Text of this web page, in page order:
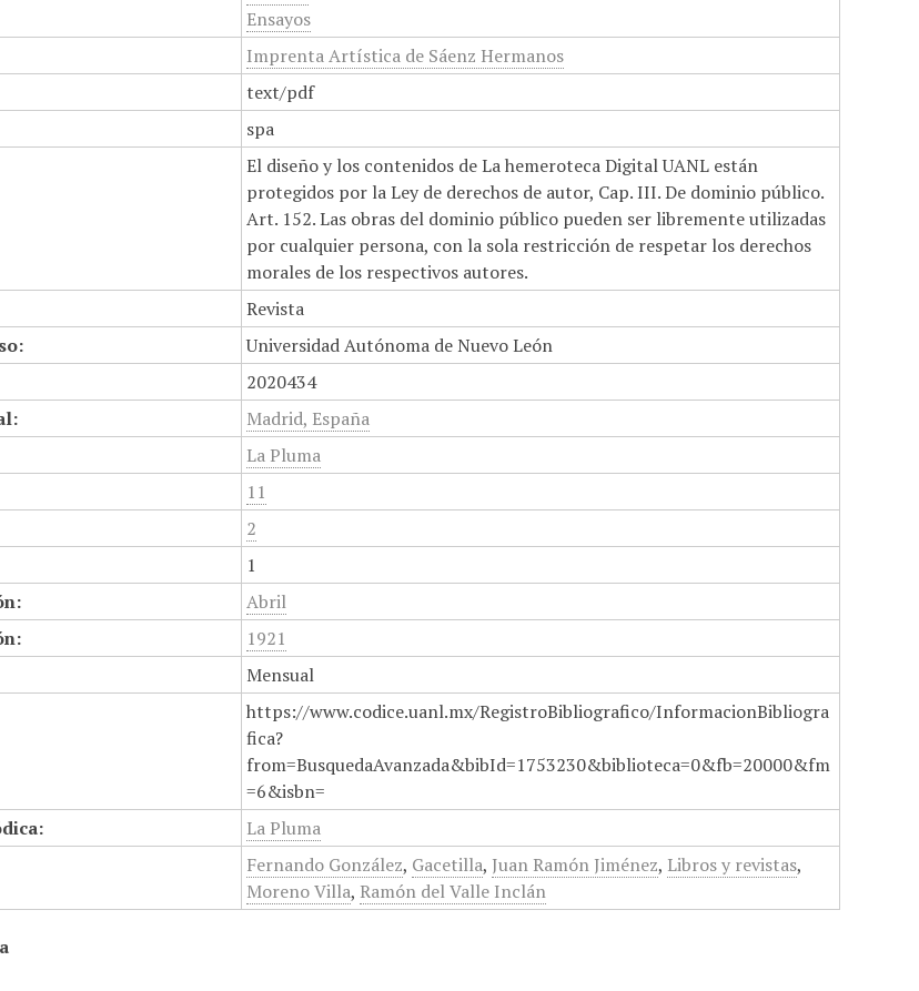
Ensayos
Imprenta Artística de Sáenz Hermanos
text/pdf
spa
El diseño y los contenidos de La hemeroteca Digital UANL están
protegidos por la Ley de derechos de autor, Cap. III. De dominio público.
Art. 152. Las obras del dominio público pueden ser libremente utilizadas
por cualquier persona, con la sola restricción de respetar los derechos
morales de los respectivos autores.
Revista
Universidad Autónoma de Nuevo León
2020434
Madrid, España
La Pluma
11
2
1
Abril
1921
Mensual
https://www.codice.uanl.mx/RegistroBibliografico/InformacionBibliogra
fica?
from=BusquedaAvanzada&bibId=1753230&biblioteca=0&fb=20000&fm
=6&isbn=
La Pluma
Fernando González, Gacetilla, Juan Ramón Jiménez, Libros y revistas,
Moreno Villa, Ramón del Valle Inclán